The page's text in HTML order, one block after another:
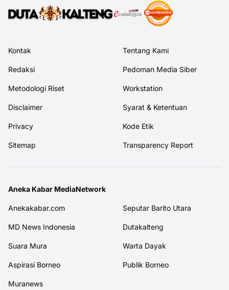
Kontak Tentang Kami
Redaksi Pedoman Media Siber
Metodologi Riset Workstation
Disclaimer Syarat & Ketentuan
Privacy Kode Etik
Sitemap Transparency Report
Aneka Kabar MediaNetwork
Anekakabar.com Seputar Barito Utara
MD News Indonesia Dutakalteng
Suara Mura Warta Dayak
Aspirasi Borneo Publik Borneo
Muranews